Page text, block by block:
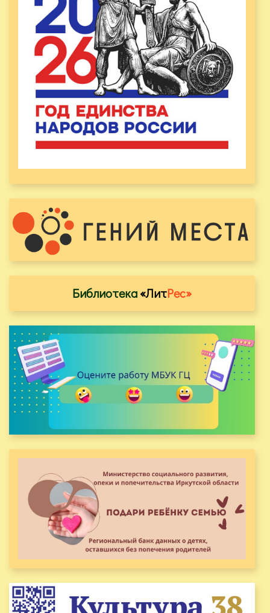
Библиотека«ЛитРес»